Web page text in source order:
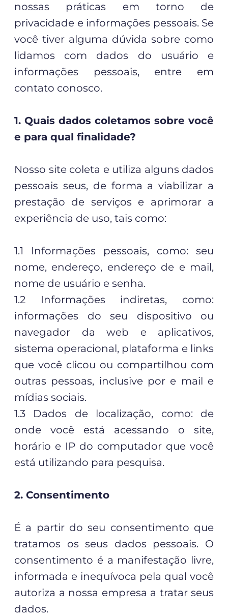
nossas práticas em torno de
privacidade e informações pessoais. Se
você tiver alguma dúvida sobre como
lidamos com dados do usuário e
informações pessoais, entre em
contato conosco.
1. Quais dados coletamos sobre você
e para qual finalidade?
Nosso site coleta e utiliza alguns dados
pessoais seus, de forma a viabilizar a
prestação de serviços e aprimorar a
experiência de uso, tais como:
1.1 Informações pessoais, como: seu
nome, endereço, endereço de e mail,
nome de usuário e senha.
1.2 Informações indiretas, como:
informações do seu dispositivo ou
navegador da web e aplicativos,
sistema operacional, plataforma e links
que você clicou ou compartilhou com
outras pessoas, inclusive por e mail e
mídias sociais.
1.3 Dados de localização, como: de
onde você está acessando o site,
horário e IP do computador que você
está utilizando para pesquisa.
2. Consentimento
É a partir do seu consentimento que
tratamos os seus dados pessoais. O
consentimento é a manifestação livre,
informada e inequívoca pela qual você
autoriza a nossa empresa a tratar seus
dados.